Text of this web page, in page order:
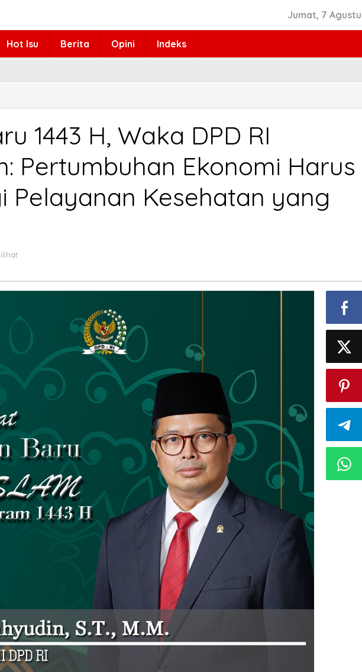
Jumat, 7
Hot Isu Berita Opini Indeks
Baru
H,
DPD
Mahyudin:
Pertumbuhan
Dibarengi
Kesehatan
yang
1443 H, Waka DPD RI
Pertumbuhan Ekonomi Harus
Pelayanan Kesehatan yang